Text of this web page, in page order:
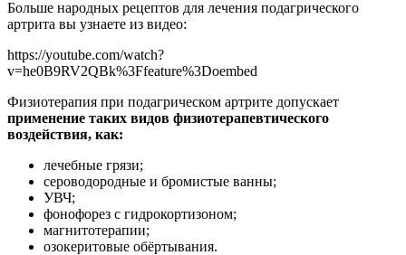
Больше народных рецептов для лечения подагрического
артрита вы узнаете из видео:
https://youtube.com/watch?
v=he0B9RV2QBk%3Ffeature%3Doembed
Физиотерапия при подагрическом артрите допускает
применение таких видов физиотерапевтического
воздействия, как:
лечебные грязи;
сероводородные и бромистые ванны;
УВЧ;
фонофорез с гидрокортизоном;
магнитотерапии;
озокеритовые обёртывания.